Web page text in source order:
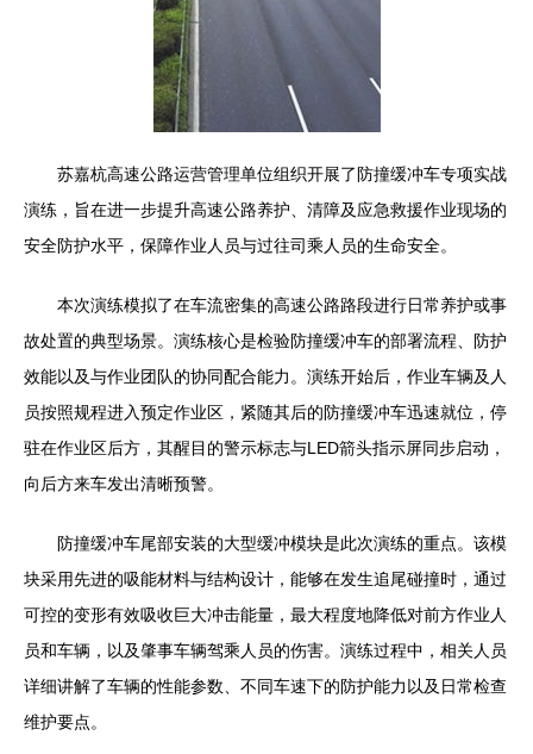
苏嘉杭高速公路运营管理单位组织开展了防撞缓冲车专项实战
演练，旨在进一步提升高速公路养护、清障及应急救援作业现场的
安全防护水平，保障作业人员与过往司乘人员的生命安全。
本次演练模拟了在车流密集的高速公路路段进行日常养护或事
故处置的典型场景。演练核心是检验防撞缓冲车的部署流程、防护
效能以及与作业团队的协同配合能力。演练开始后，作业车辆及人
员按照规程进入预定作业区，紧随其后的防撞缓冲车迅速就位，停
驻在作业区后方，其醒目的警示标志与LED箭头指示屏同步启动，
向后方来车发出清晰预警。
防撞缓冲车尾部安装的大型缓冲模块是此次演练的重点。该模
块采用先进的吸能材料与结构设计，能够在发生追尾碰撞时，通过
可控的变形有效吸收巨大冲击能量，最大程度地降低对前方作业人
员和车辆，以及肇事车辆驾乘人员的伤害。演练过程中，相关人员
详细讲解了车辆的性能参数、不同车速下的防护能力以及日常检查
维护要点。